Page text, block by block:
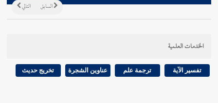
التالي السابق
الخدمات العلمية
تفسير الآية ترجمة علم عناوين الشجرة تخريج حديث